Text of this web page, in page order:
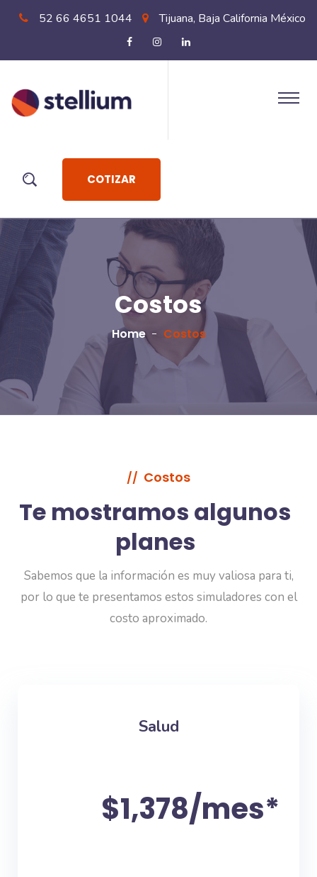
52 66 4651 1044 Tijuana, Baja California México
COTIZAR
Costos
Home Costos
// Costos
Te mostramos algunos
planes
Sabemos que la información es muy valiosa para ti,
por lo que te presentamos estos simuladores con el
costo aproximado.
Salud
$1,378/mes*